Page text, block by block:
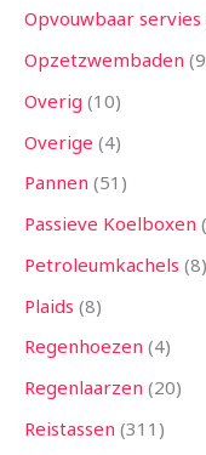
Opvouwbaar servies
Opzetzwembaden 9
Overig 10
Overige 4
Pannen 51
Passieve Koelboxen
Petroleumkachels 8
Plaids 8
Regenhoezen 4
Regenlaarzen 20
Reistassen 311